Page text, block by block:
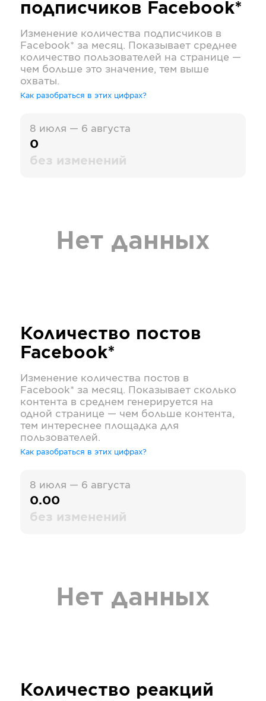
подписчиков Facebook*
Изменение количества подписчиков в
Facebook* за месяц. Показывает среднее
количество пользователей на странице —
чем больше это значение, тем выше
охваты.
Как разобраться в этих цифрах?
8 июля — 6 августа
0
без изменений
Нет данных
Количество постов
Facebook*
Изменение количества постов в
Facebook* за месяц. Показывает сколько
контента в среднем генерируется на
одной странице — чем больше контента,
тем интереснее площадка для
пользователей.
Как разобраться в этих цифрах?
8 июля — 6 августа
0.00
без изменений
Нет данных
Количество реакций